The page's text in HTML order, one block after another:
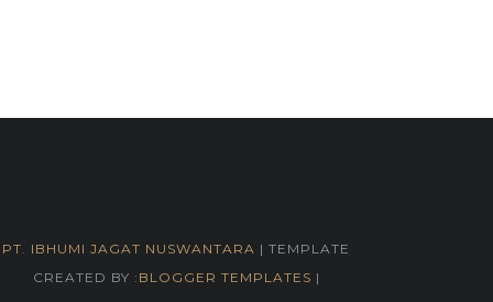
PT. IBHUMI JAGAT NUSWANTARA | TEMPLATE
CREATED BY : BLOGGER TEMPLATES |